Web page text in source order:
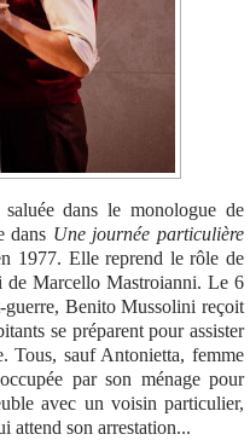
dans le monologue de
dans Une journée particulière
1977. Elle reprend le rôle de
de Marcello Mastroianni. Le 6
guerre, Benito Mussolini reçoit
se préparent pour assister
Tous, sauf Antonietta, femme
par son ménage pour
avec un voisin particulier,
attend son arrestation...